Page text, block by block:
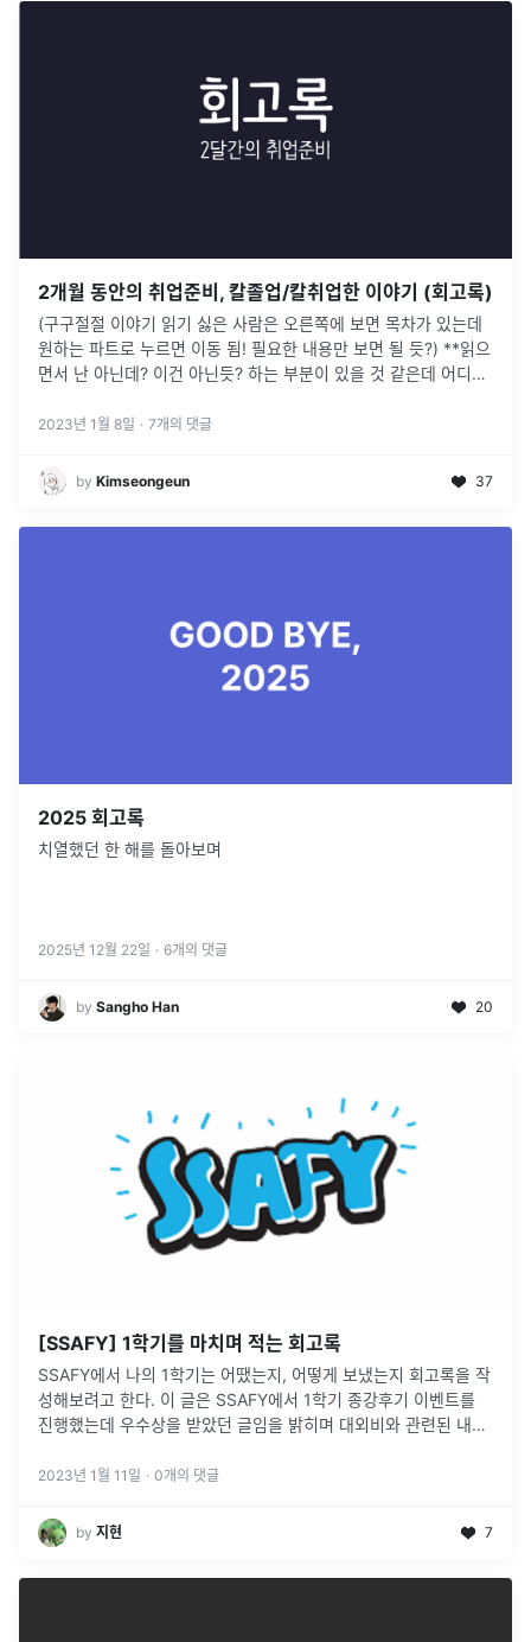
2개월 동안의 취업준비, 칼졸업/칼취업한 이야기 (회고록)
(구구절절 이야기 읽기 싫은 사람은 오른쪽에 보면 목차가 있는데
원하는 파트로 누르면 이동 됨! 필요한 내용만 보면 될 듯?) **읽으
면서 난 아닌데? 이건 아닌듯? 하는 부분이 있을 것 같은데 어디까
2023년 1월 8일 · 7개의 댓글
by Kimseongeun 37
2025 회고록
치열했던 한 해를 돌아보며
2025년 12월 22일 · 6개의 댓글
by Sangho Han 20
[SSAFY] 1학기를 마치며 적는 회고록
SSAFY에서 나의 1학기는 어땠는지, 어떻게 보냈는지 회고록을 작
성해보려고 한다. 이 글은 SSAFY에서 1학기 종강후기 이벤트를
진행했는데 우수상을 받았던 글임을 밝히며 대외비와 관련된 내용
2023년 1월 11일 · 0개의 댓글
by 지현 7